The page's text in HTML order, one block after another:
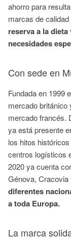
ahorro para
marcas de
reserva a la
necesidades
Con sede en
Fundada en 1999
mercado británico
mercado francés.
ya está presente
los hitos
centros logísticos
2020 ya cuenta
Génova, Cracovia
diferentes
a toda Europa.
La marca